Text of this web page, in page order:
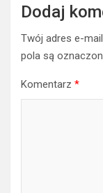
Dodaj
Twój adres e-
pola są
Komentarz *